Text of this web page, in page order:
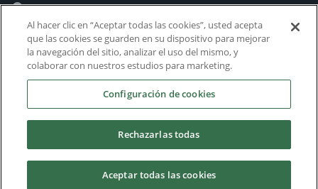
Al hacer clic en “Aceptar todas las cookies”, usted acepta
que las cookies se guarden en su dispositivo para mejorar
la navegación del sitio, analizar el uso del mismo, y
colaborar con nuestros estudios para marketing.
Configuración de cookies
Rechazarlas todas
Aceptar todas las cookies